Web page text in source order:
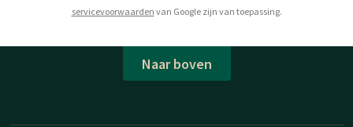
servicevoorwaarden van Google zijn van toepassing.
Naar boven